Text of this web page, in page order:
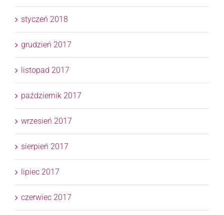
styczeń 2018
grudzień 2017
listopad 2017
październik 2017
wrzesień 2017
sierpień 2017
lipiec 2017
czerwiec 2017